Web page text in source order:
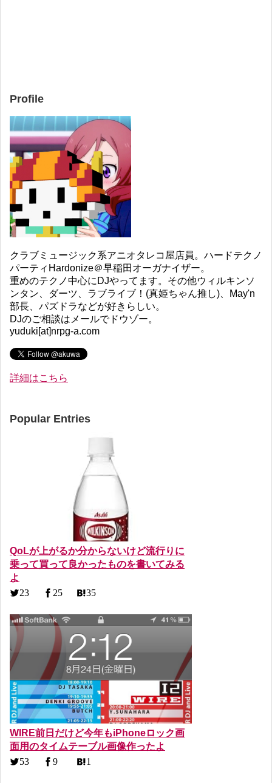
Profile
クラブミュージック系アニオタレコ屋店員。ハードテクノ
パーティHardonize＠早稲田オーガナイザー。
重めのテクノ中心にDJやってます。その他ウィルキンソ
ンタン、ダーツ、ラブライブ！(真姫ちゃん推し)、May'n
部長、パズドラなどが好きらしい。
DJのご相談はメールでドウゾー。
yuduki[at]nrpg-a.com
詳細はこちら
Popular Entries
QoLが上がるか分からないけど流行りに
乗って買って良かったものを書いてみる
よ
23 25 35
WIRE前日だけど今年もiPhoneロック画
面用のタイムテーブル画像作ったよ
53 9 1